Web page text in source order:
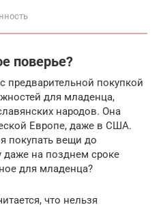
поверье?
предварительной покупкой
для младенца,
народов. Она
Европе, даже в США.
покупать вещи до
даже на позднем сроке
для младенца?
что нельзя